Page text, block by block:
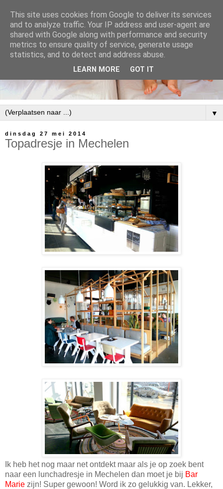
▼
dinsdag 27 mei 2014
Topadresje in Mechelen
Ik heb het nog maar net ontdekt maar als je op zoek bent
naar een lunchadresje in Mechelen dan moet je bij Bar
Marie zijn! Super gewoon! Word ik zo gelukkig van. Lekker,
This site uses cookies from Google to deliver its services
and to analyze traffic. Your IP address and user-agent are
shared with Google along with performance and security
metrics to ensure quality of service, generate usage
statistics, and to detect and address abuse.
LEARN MORE GOT IT